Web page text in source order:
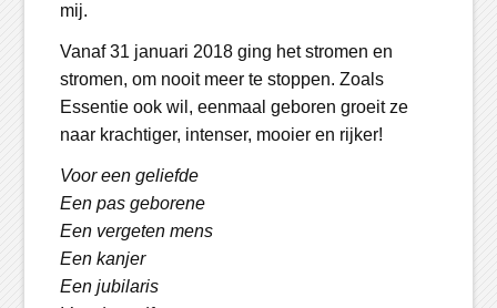
mij.
Vanaf 31 januari 2018 ging het stromen en
stromen, om nooit meer te stoppen. Zoals
Essentie ook wil, eenmaal geboren groeit ze
naar krachtiger, intenser, mooier en rijker!
Voor een geliefde
Een pas geborene
Een vergeten mens
Een kanjer
Een jubilaris